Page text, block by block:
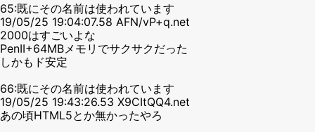
65:既にその名前は使われています
19/05/25 19:04:07.58 AFN/vP+q.net
2000はすごいよな
PenII+64MBメモリでサクサクだった
しかもド安定
66:既にその名前は使われています
19/05/25 19:43:26.53 X9CItQQ4.net
あの頃HTML5とか無かったやろ